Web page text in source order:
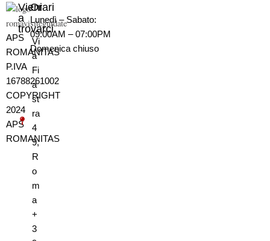
APS
ROMANITAS
P.IVA
16788261002
COPYRIGHT
2024
APS
ROMANITAS
Vieni
a
trovarci
Vi
a
Fi
a
st
ra
4
9,
R
o
m
a
+
3
Orari
Lunedì – Sabato:
09:00AM – 07:00PM
Domenica chiuso